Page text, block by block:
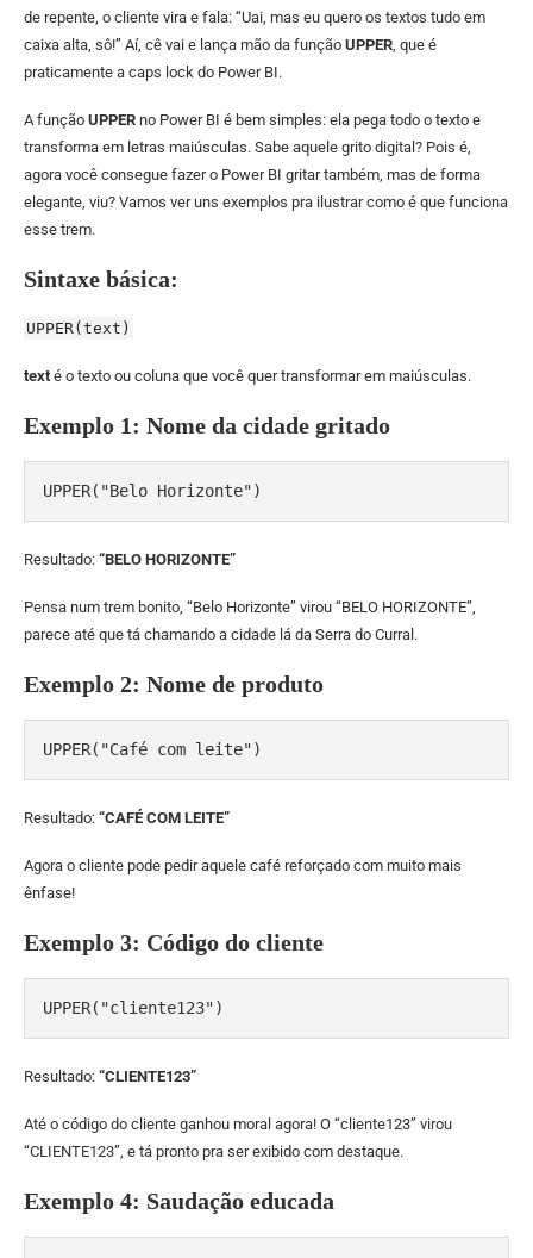
de repente, o cliente vira e fala: “Uai, mas eu quero os textos tudo em
caixa alta, sô!” Aí, cê vai e lança mão da função UPPER, que é
praticamente a caps lock do Power BI.
A função UPPER no Power BI é bem simples: ela pega todo o texto e
transforma em letras maiúsculas. Sabe aquele grito digital? Pois é,
agora você consegue fazer o Power BI gritar também, mas de forma
elegante, viu? Vamos ver uns exemplos pra ilustrar como é que funciona
esse trem.
Sintaxe básica:
UPPER(text)
texté o texto ou coluna que você quer transformar em maiúsculas.
Exemplo 1: Nome da cidade gritado
UPPER("Belo Horizonte")
Resultado: “BELO HORIZONTE”
Pensa num trem bonito, “Belo Horizonte” virou “BELO HORIZONTE”,
parece até que tá chamando a cidade lá da Serra do Curral.
Exemplo 2: Nome de produto
UPPER("Café com leite")
Resultado: “CAFÉ COM LEITE”
Agora o cliente pode pedir aquele café reforçado com muito mais
ênfase!
Exemplo 3: Código do cliente
UPPER("cliente123")
Resultado: “CLIENTE123”
Até o código do cliente ganhou moral agora! O “cliente123” virou
“CLIENTE123”, e tá pronto pra ser exibido com destaque.
Exemplo 4: Saudação educada